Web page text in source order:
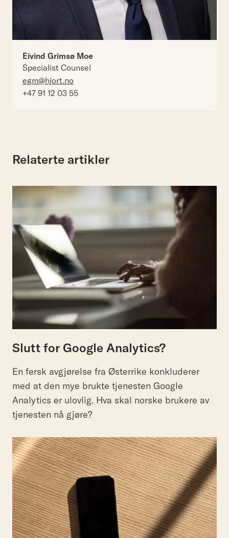
Eivind Grimsø Moe
Specialist Counsel
egm@hjort.no
+47 91 12 03 55
Relaterte artikler
Slutt for Google Analytics?
En fersk avgjørelse fra Østerrike konkluderer
med at den mye brukte tjenesten Google
Analytics er ulovlig. Hva skal norske brukere av
tjenesten nå gjøre?